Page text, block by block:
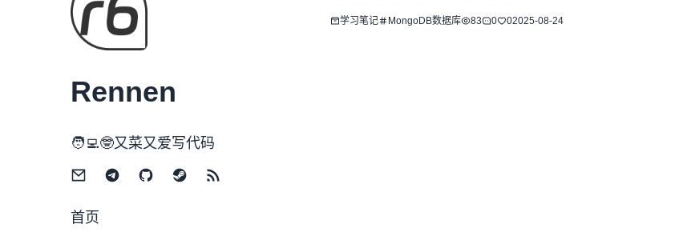
Rennen
🧑‍💻🤓又菜又爱写代码
首页
学习笔记 MongoDB数据库 83 0 02025-08-24